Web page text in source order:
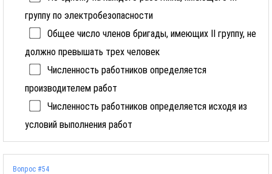
группу по электробезопасности
Общее число членов бригады, имеющих II группу, не
должно превышать трех человек
Численность работников определяется
производителем работ
Численность работников определяется исходя из
условий выполнения работ
Вопрос #54